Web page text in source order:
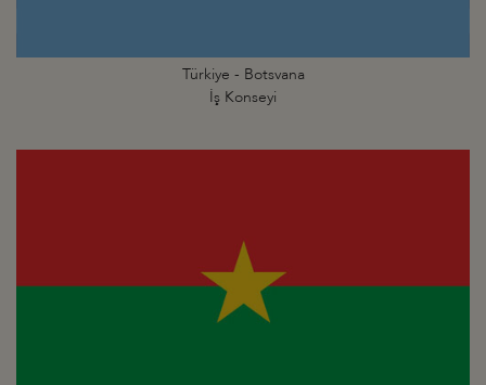
Türkiye - Botsvana
İş Konseyi